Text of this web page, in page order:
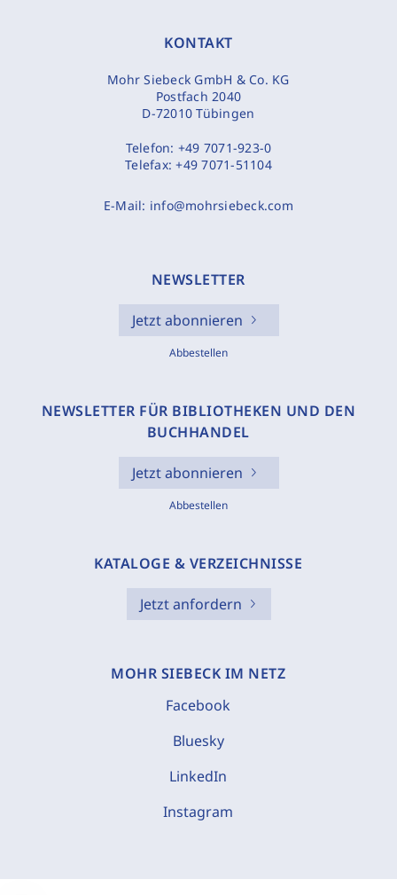
KONTAKT
Mohr Siebeck GmbH & Co. KG
Postfach 2040
D-72010 Tübingen
Telefon: +49 7071-923-0
Telefax:+49 7071-51104
E-Mail: info@mohrsiebeck.com
NEWSLETTER
Jetzt abonnieren
Abbestellen
NEWSLETTER FÜR BIBLIOTHEKEN UND DEN
BUCHHANDEL
Jetzt abonnieren
Abbestellen
KATALOGE & VERZEICHNISSE
Jetzt anfordern
MOHR SIEBECK IM NETZ
Facebook
Bluesky
LinkedIn
Instagram